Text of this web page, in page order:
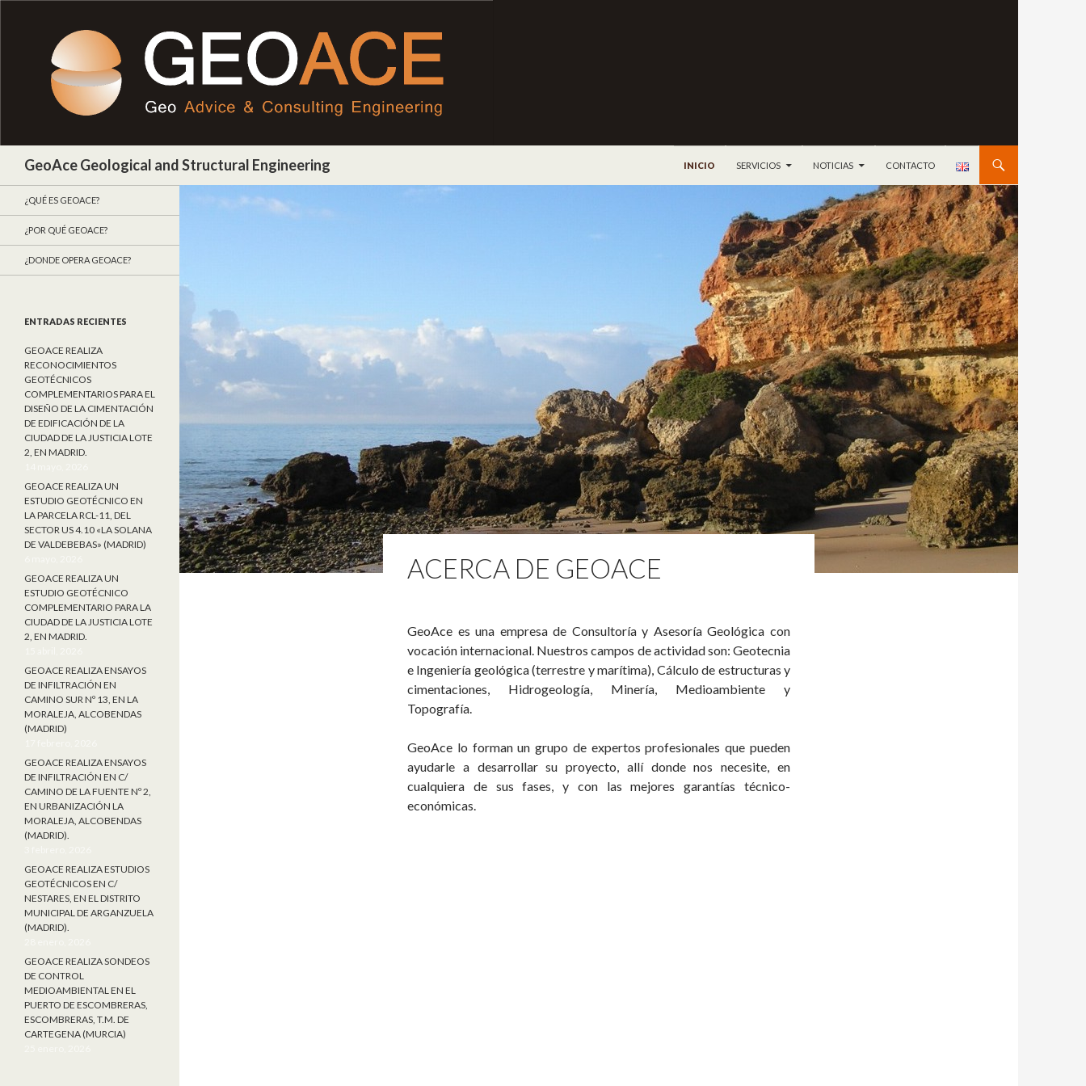
GeoAce Geological and Structural Engineering
INICIO
SERVICIOS NOTICIAS CONTACTO
ACERCA DE GEOACE
GeoAce es una empresa de Consultoría y Asesoría Geológica con
vocación internacional. Nuestros campos de actividad son: Geotecnia
e Ingeniería geológica (terrestre y marítima), Cálculo de estructuras y
cimentaciones, Hidrogeología, Minería, Medioambiente y
Topografía.
GeoAce lo forman un grupo de expertos profesionales que pueden
ayudarle a desarrollar su proyecto, allí donde nos necesite, en
cualquiera de sus fases, y con las mejores garantías técnico-
económicas.
¿QUÉ ES GEOACE?
¿POR QUÉ GEOACE?
¿DONDE OPERA GEOACE?
ENTRADAS RECIENTES
GEOACE REALIZA
RECONOCIMIENTOS
GEOTÉCNICOS
COMPLEMENTARIOS PARA EL
DISEÑO DE LA CIMENTACIÓN
DE EDIFICACIÓN DE LA
CIUDAD DE LA JUSTICIA LOTE
2, EN MADRID.
GEOACE REALIZA UN
ESTUDIO GEOTÉCNICO EN
LA PARCELA RCL-11, DEL
SECTOR US 4.10 «LA SOLANA
DE VALDEBEBAS» (MADRID)
GEOACE REALIZA UN
ESTUDIO GEOTÉCNICO
COMPLEMENTARIO PARA LA
CIUDAD DE LA JUSTICIA LOTE
2, EN MADRID.
GEOACE REALIZA ENSAYOS
DE INFILTRACIÓN EN
CAMINO SUR Nº 13, EN LA
MORALEJA, ALCOBENDAS
(MADRID)
GEOACE REALIZA ENSAYOS
DE INFILTRACIÓN EN C/
CAMINO DE LA FUENTE Nº 2,
EN URBANIZACIÓN LA
MORALEJA, ALCOBENDAS
(MADRID).
GEOACE REALIZA ESTUDIOS
GEOTÉCNICOS EN C/
NESTARES, EN EL DISTRITO
MUNICIPAL DE ARGANZUELA
(MADRID).
GEOACE REALIZA SONDEOS
DE CONTROL
MEDIOAMBIENTAL EN EL
PUERTO DE ESCOMBRERAS,
ESCOMBRERAS, T.M. DE
CARTEGENA (MURCIA)